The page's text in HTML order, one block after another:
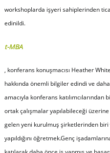
workshoplarda işyeri sahiplerinden
edinildi.
t-MBA
, konferans konuşmacısı Heather
hakkında önemli bilgiler edindi ve
amacıyla konferans
ortak çalışmalar yapılabileceği
gelen yeni kurulmuş şirketlerinden biri
yapıldığını öğretmek.Genç